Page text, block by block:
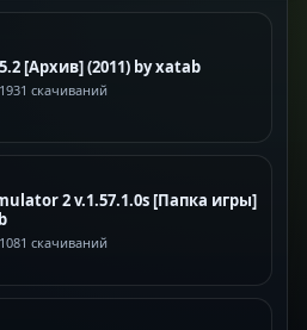
[Архив] (2011) by xatab
1931 скачиваний
2 v.1.57.1.0s [Папка игры]
1081 скачиваний